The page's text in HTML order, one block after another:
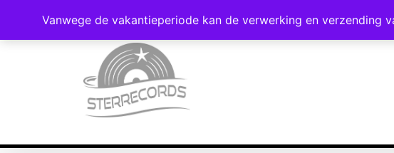
Vanwege de vakantieperiode kan de verwerking en verzending